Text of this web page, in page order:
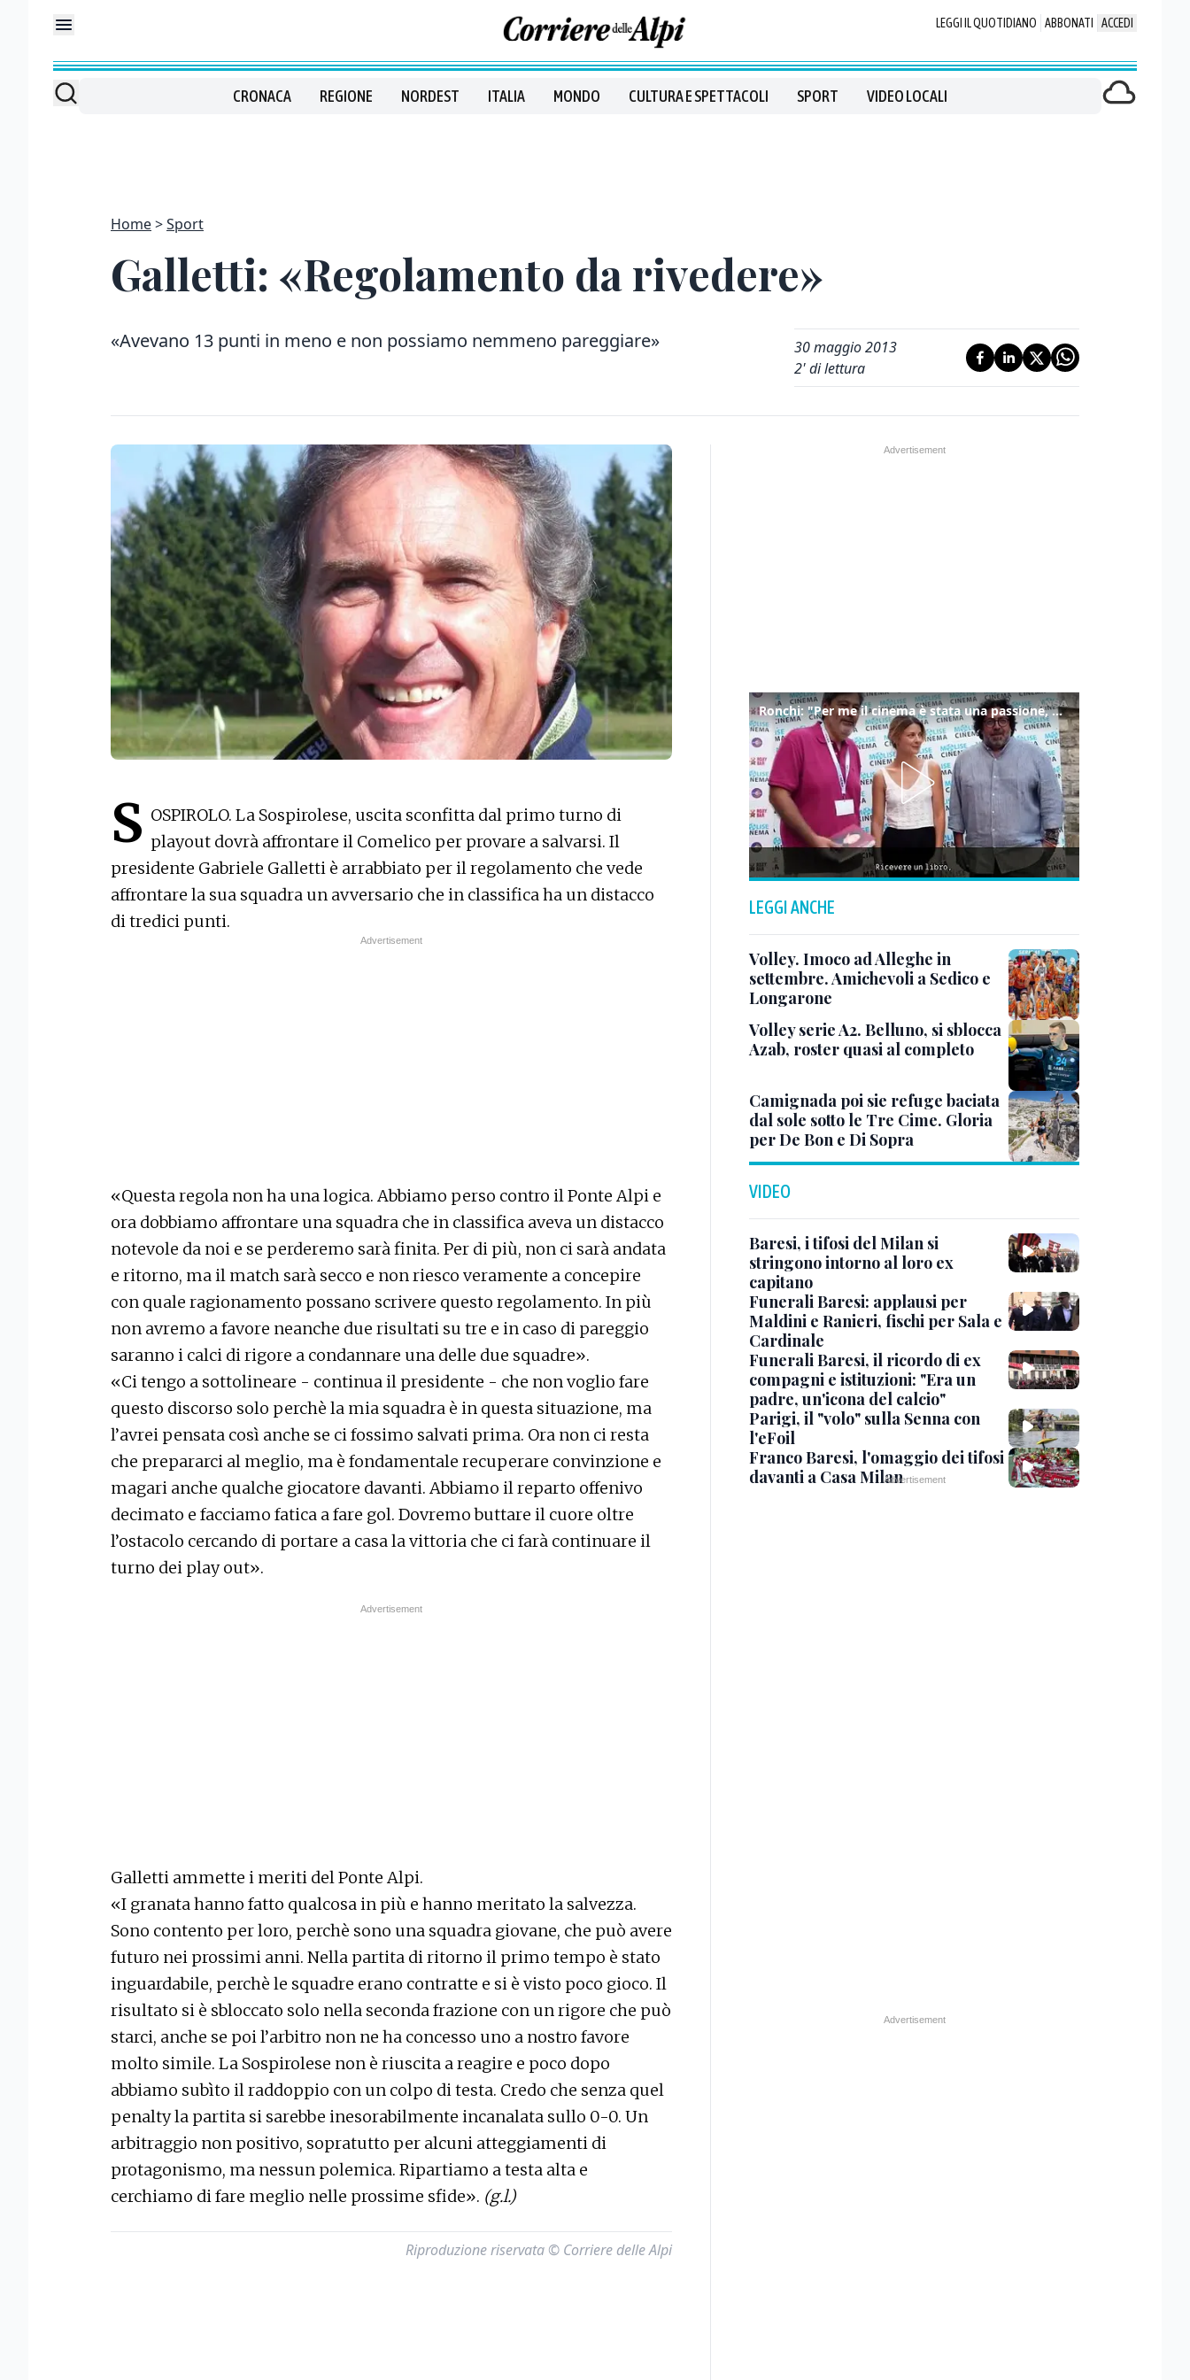
LEGGI IL QUOTIDIANO ABBONATI ACCEDI
CRONACA REGIONE NORDEST ITALIA MONDO CULTURA E SPETTACOLI SPORT VIDEO LOCALI
Home Sport
Galletti: «Regolamento da rivedere»
«Avevano 13 punti in meno e non possiamo nemmeno pareggiare»
30 maggio 2013
2' di lettura
S OSPIROLO. La Sospirolese, uscita sconfitta dal primo turno di
playout dovrà affrontare il Comelico per provare a salvarsi. Il
presidente Gabriele Galletti è arrabbiato per il regolamento che vede
affrontare la sua squadra un avversario che in classifica ha un distacco
di tredici punti.
«Questa regola non ha una logica. Abbiamo perso contro il Ponte Alpi e
ora dobbiamo affrontare una squadra che in classifica aveva un distacco
notevole da noi e se perderemo sarà finita. Per di più, non ci sarà andata
e ritorno, ma il match sarà secco e non riesco veramente a concepire
con quale ragionamento possano scrivere questo regolamento. In più
non avremo a favore neanche due risultati su tre e in caso di pareggio
saranno i calci di rigore a condannare una delle due squadre».
«Ci tengo a sottolineare - continua il presidente - che non voglio fare
questo discorso solo perchè la mia squadra è in questa situazione, ma
l’avrei pensata così anche se ci fossimo salvati prima. Ora non ci resta
che prepararci al meglio, ma è fondamentale recuperare convinzione e
magari anche qualche giocatore davanti. Abbiamo il reparto offenivo
decimato e facciamo fatica a fare gol. Dovremo buttare il cuore oltre
l’ostacolo cercando di portare a casa la vittoria che ci farà continuare il
turno dei play out».
Galletti ammette i meriti del Ponte Alpi.
«I granata hanno fatto qualcosa in più e hanno meritato la salvezza.
Sono contento per loro, perchè sono una squadra giovane, che può avere
futuro nei prossimi anni. Nella partita di ritorno il primo tempo è stato
inguardabile, perchè le squadre erano contratte e si è visto poco gioco. Il
risultato si è sbloccato solo nella seconda frazione con un rigore che può
starci, anche se poi l’arbitro non ne ha concesso uno a nostro favore
molto simile. La Sospirolese non è riuscita a reagire e poco dopo
abbiamo subìto il raddoppio con un colpo di testa. Credo che senza quel
penalty la partita si sarebbe inesorabilmente incanalata sullo 0-0. Un
arbitraggio non positivo, sopratutto per alcuni atteggiamenti di
protagonismo, ma nessun polemica. Ripartiamo a testa alta e
cerchiamo di fare meglio nelle prossime sfide». (g.l.)
Riproduzione riservata © Corriere delle Alpi
Ronchi: "Per me il cinema è stata una passione, monografia dedicata è un bel regalo"
LEGGI ANCHE
Volley. Imoco ad Alleghe in
settembre. Amichevoli a Sedico e
Longarone
Volley serie A2. Belluno, si sblocca
Azab, roster quasi al completo
Camignada poi sie refuge baciata
dal sole sotto le Tre Cime. Gloria
per De Bon e Di Sopra
VIDEO
Baresi, i tifosi del Milan si
stringono intorno al loro ex
capitano
Funerali Baresi: applausi per
Maldini e Ranieri, fischi per Sala e
Cardinale
Funerali Baresi, il ricordo di ex
compagni e istituzioni: "Era un
padre, un'icona del calcio"
Parigi, il "volo" sulla Senna con
l'eFoil
Franco Baresi, l'omaggio dei tifosi
davanti a Casa Milan